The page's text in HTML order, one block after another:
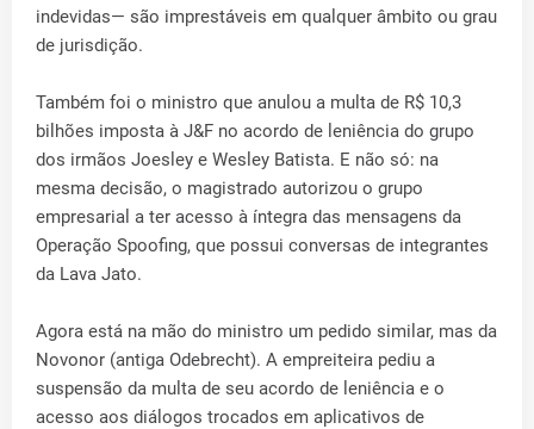
indevidas— são imprestáveis em qualquer âmbito ou grau
de jurisdição.
Também foi o ministro que anulou a multa de R$ 10,3
bilhões imposta à J&F no acordo de leniência do grupo
dos irmãos Joesley e Wesley Batista. E não só: na
mesma decisão, o magistrado autorizou o grupo
empresarial a ter acesso à íntegra das mensagens da
Operação Spoofing, que possui conversas de integrantes
da Lava Jato.
Agora está na mão do ministro um pedido similar, mas da
Novonor (antiga Odebrecht). A empreiteira pediu a
suspensão da multa de seu acordo de leniência e o
acesso aos diálogos trocados em aplicativos de